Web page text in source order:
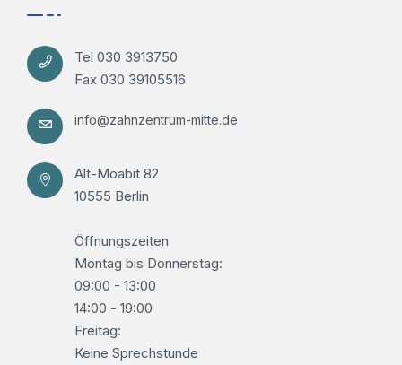
Tel 030 3913750
Fax 030 39105516
info@zahnzentrum-mitte.de
Alt-Moabit 82
10555 Berlin
Öffnungszeiten
Montag bis Donnerstag:
09:00 - 13:00
14:00 - 19:00
Freitag:
Keine Sprechstunde